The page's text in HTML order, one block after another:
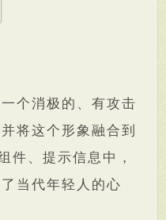
个消极的、有攻击
将这个形象融合到
件、提示信息中，
当代年轻人的心